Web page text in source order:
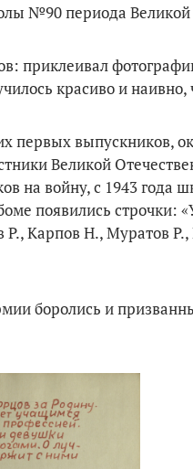
№90 пери­ода
прикле­ивал
красиво и
первых выпускников,
Великой
на войну, с 1943 года
появились
Р., Карпов Н., Му­ратов
боролись и